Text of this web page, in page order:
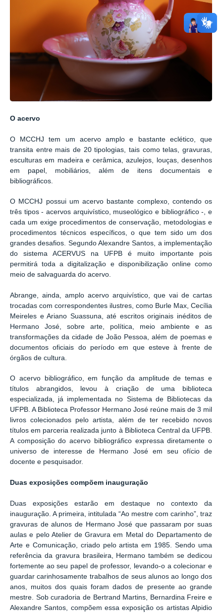
O acervo
O MCCHJ tem um acervo amplo e bastante eclético, que
transita entre mais de 20 tipologias, tais como telas, gravuras,
esculturas em madeira e cerâmica, azulejos, louças, desenhos
em papel, mobiliários, além de itens documentais e
bibliográficos.
O MCCHJ possui um acervo bastante complexo, contendo os
três tipos - acervos arquivístico, museológico e bibliográfico -, e
cada um exige procedimentos de conservação, metodologias e
procedimentos técnicos específicos, o que tem sido um dos
grandes desafios. Segundo Alexandre Santos, a implementação
do sistema ACERVUS na UFPB é muito importante pois
permitirá toda a digitalização e disponibilização online como
meio de salvaguarda do acervo.
Abrange, ainda, amplo acervo arquivístico, que vai de cartas
trocadas com correspondentes ilustres, como Burle Max, Cecília
Meireles e Ariano Suassuna, até escritos originais inéditos de
Hermano José, sobre arte, política, meio ambiente e as
transformações da cidade de João Pessoa, além de poemas e
documentos oficiais do período em que esteve à frente de
órgãos de cultura.
O acervo bibliográfico, em função da amplitude de temas e
títulos abrangidos, levou à criação de uma biblioteca
especializada, já implementada no Sistema de Bibliotecas da
UFPB. A Biblioteca Professor Hermano José reúne mais de 3 mil
livros colecionados pelo artista, além de ter recebido novos
títulos em parceria realizada junto à Biblioteca Central da UFPB.
A composição do acervo bibliográfico expressa diretamente o
universo de interesse de Hermano José em seu ofício de
docente e pesquisador.
Duas exposições compõem inauguração
Duas exposições estarão em destaque no contexto da
inauguração. A primeira, intitulada “Ao mestre com carinho”, traz
gravuras de alunos de Hermano José que passaram por suas
aulas e pelo Atelier de Gravura em Metal do Departamento de
Arte e Comunicação, criado pelo artista em 1985. Sendo uma
referência da gravura brasileira, Hermano também se dedicou
fortemente ao seu papel de professor, levando-o a colecionar e
guardar carinhosamente trabalhos de seus alunos ao longo dos
anos, muitos dos quais foram dados de presente ao grande
mestre. Sob curadoria de Bertrand Martins, Bernardina Freire e
Alexandre Santos, compõem essa exposição os artistas Alpidio